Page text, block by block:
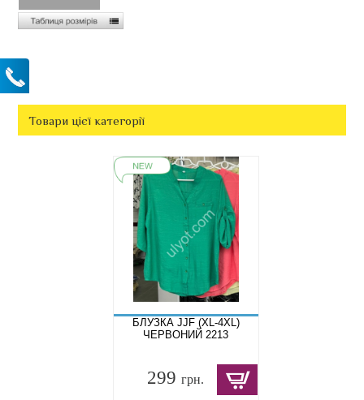
Товари цієї категорії
БЛУЗКА JJF (XL-4XL)
ЧЕРВОНИЙ 2213
299 грн.